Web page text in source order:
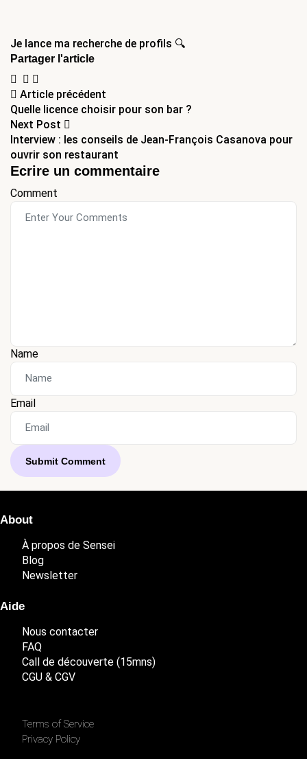
Je lance ma recherche de profils 🔍
Partager l'article
Navigation
de
l’article
Article précédent
Quelle licence choisir pour son bar ?
Next Post
Interview : les conseils de Jean-François Casanova pour
ouvrir son restaurant
Ecrire un commentaire
Comment
Name
Email
About
À propos de Sensei
Blog
Newsletter
Aide
Nous contacter
FAQ
Call de découverte (15mns)
CGU & CGV
Terms of Service
Privacy Policy